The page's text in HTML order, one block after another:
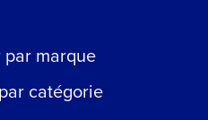
marque
catégorie